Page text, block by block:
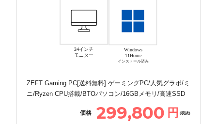
24インチ
モニター
Windows
11Home
インストール済み
ZEFT Gaming PC[送料無料] ゲーミングPC/人気グラボ/ミ
ニ/Ryzen CPU搭載/BTOパソコン/16GBメモリ/高速SSD
価格 299,800 円 (税抜)